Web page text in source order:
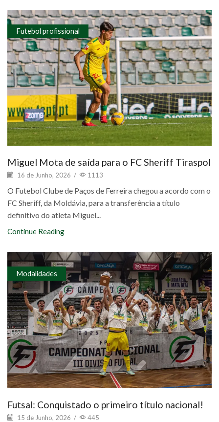
Futebol profissional
Miguel Mota de saída para o FC Sheriff Tiraspol
16 de Junho, 2026 / 1113
O Futebol Clube de Paços de Ferreira chegou a acordo com o
FC Sheriff, da Moldávia, para a transferência a título
definitivo do atleta Miguel...
Continue Reading
Modalidades
Futsal: Conquistado o primeiro título nacional!
15 de Junho, 2026 / 445